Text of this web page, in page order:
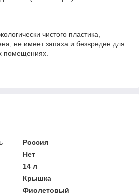
чистого пластика,
не имеет запаха и безвреден для
помещениях.
Россия
Нет
14 л
Крышка
Фиолетовый